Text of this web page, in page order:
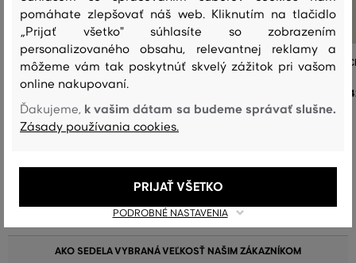
BUNDA GANT WOOL BLEND JACKET
Dostupné veľkosti:
S, M, L, XL +1 ďalšia
BUNDA GANT WOOL BLEND
Dostupné veľkosti:
Recenzie
AKO SEDELA VYBRANÁ VEĽKOSŤ NAŠIM ZÁKAZNÍKOM
pomáhate zlepšovať náš web. Kliknutím na tlačidlo
„Prijať všetko" súhlasíte so zobrazením
personalizovaného obsahu, relevantnej reklamy a
môžeme vám tak poskytnúť skvelý zážitok pri vašom
online nakupovaní.
Ďakujeme, k vašim dátam sa budeme správať slušne.
Zásady používania cookies.
PODROBNÉ NASTAVENIA
PRIJAŤ VŠETKO